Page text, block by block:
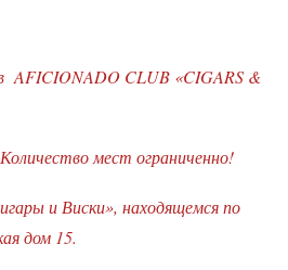
в AFICIONADO CLUB «CIGARS &
мест ограниченно!
и Виски», находящемся по
дом 15.